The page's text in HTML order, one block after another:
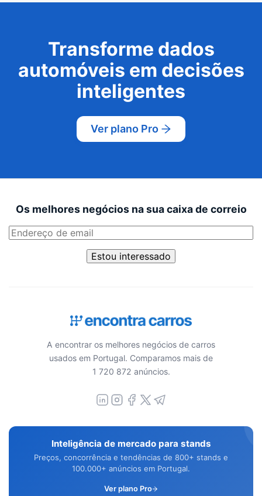
Transforme dados
automóveis em decisões
inteligentes
Ver plano Pro
Os melhores negócios na sua caixa de correio
Estou interessado
A encontrar os melhores negócios de carros
usados em Portugal. Comparamos mais de
1 720 872 anúncios.
Inteligência de mercado para stands
Preços, concorrência e tendências de 800+ stands e
100.000+ anúncios em Portugal.
Ver plano Pro